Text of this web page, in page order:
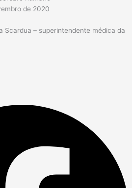
de 2020
Scardua – superintendente médica da